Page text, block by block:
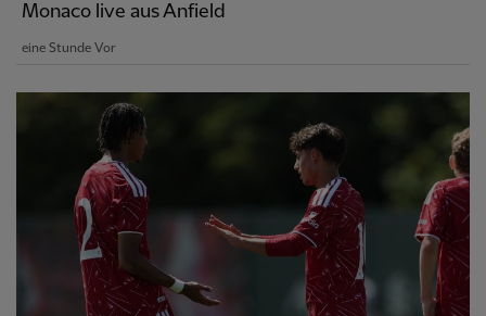
Monaco live aus Anfield
eine Stunde Vor